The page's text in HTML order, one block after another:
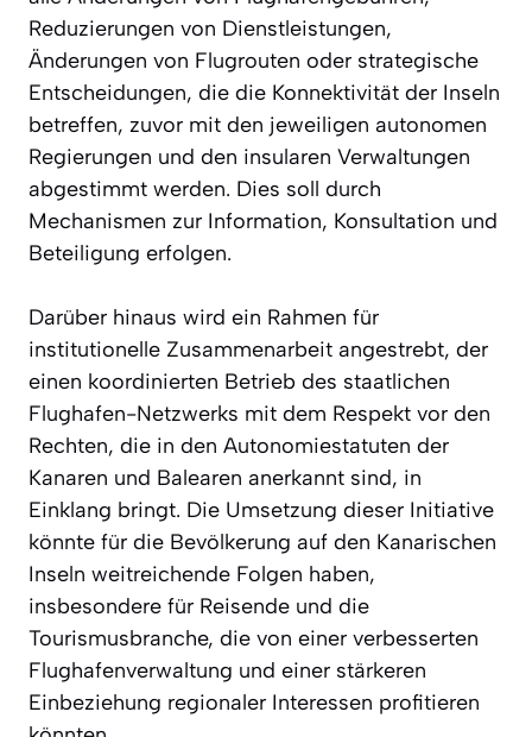
Reduzierungen von Dienstleistungen,
Änderungen von Flugrouten oder strategische
Entscheidungen, die die Konnektivität der Inseln
betreffen, zuvor mit den jeweiligen autonomen
Regierungen und den insularen Verwaltungen
abgestimmt werden. Dies soll durch
Mechanismen zur Information, Konsultation und
Beteiligung erfolgen.
Darüber hinaus wird ein Rahmen für
institutionelle Zusammenarbeit angestrebt, der
einen koordinierten Betrieb des staatlichen
Flughafen-Netzwerks mit dem Respekt vor den
Rechten, die in den Autonomiestatuten der
Kanaren und Balearen anerkannt sind, in
Einklang bringt. Die Umsetzung dieser Initiative
könnte für die Bevölkerung auf den Kanarischen
Inseln weitreichende Folgen haben,
insbesondere für Reisende und die
Tourismusbranche, die von einer verbesserten
Flughafenverwaltung und einer stärkeren
Einbeziehung regionaler Interessen profitieren